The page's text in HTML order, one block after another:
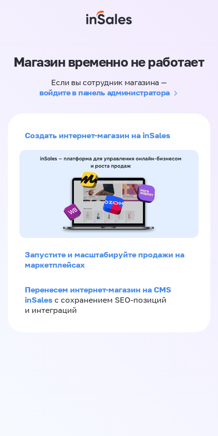
Магазин временно не работает
Если вы сотрудник магазина —
войдите в панель администратора
Создать интернет-магазин на inSales
Запустите и масштабируйте продажи на
маркетплейсах
Перенесем интернет-магазин на CMS
inSales с сохранением SEO-позиций
и интеграций